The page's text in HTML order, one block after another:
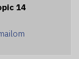
14